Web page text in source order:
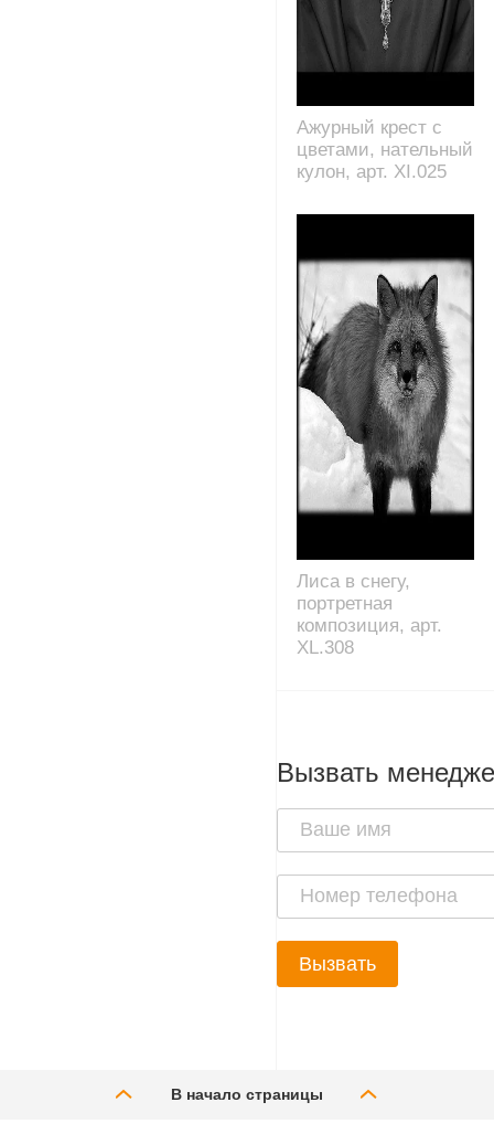
Ажурный крест с
цветами, нательный
кулон, арт. XI.025
Лиса в снегу,
портретная
композиция, арт.
XL.308
Вызвать
Вызвать
В начало страницы